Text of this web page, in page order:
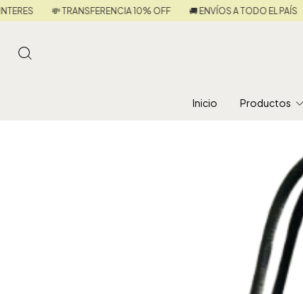
OFF 🚚 ENVÍOS A TODO EL PAÍS 💳 3 CUOTAS SIN INTERES
Inicio Productos